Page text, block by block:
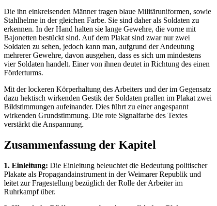
Die ihn einkreisenden Männer tragen blaue Militäruniformen, sowie
Stahlhelme in der gleichen Farbe. Sie sind daher als Soldaten zu
erkennen. In der Hand halten sie lange Gewehre, die vorne mit
Bajonetten bestückt sind. Auf dem Plakat sind zwar nur zwei
Soldaten zu sehen, jedoch kann man, aufgrund der Andeutung
mehrerer Gewehre, davon ausgehen, dass es sich um mindestens
vier Soldaten handelt. Einer von ihnen deutet in Richtung des einen
Förderturms.
Mit der lockeren Körperhaltung des Arbeiters und der im Gegensatz
dazu hektisch wirkenden Gestik der Soldaten prallen im Plakat zwei
Bildstimmungen aufeinander. Dies führt zu einer angespannt
wirkenden Grundstimmung. Die rote Signalfarbe des Textes
verstärkt die Anspannung.
Zusammenfassung der Kapitel
1. Einleitung: Die Einleitung beleuchtet die Bedeutung politischer
Plakate als Propagandainstrument in der Weimarer Republik und
leitet zur Fragestellung bezüglich der Rolle der Arbeiter im
Ruhrkampf über.